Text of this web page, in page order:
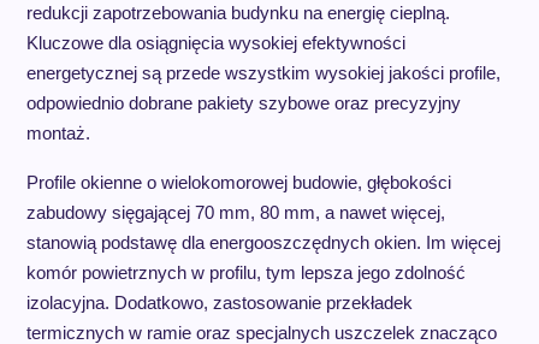
redukcji zapotrzebowania budynku na energię cieplną.
Kluczowe dla osiągnięcia wysokiej efektywności
energetycznej są przede wszystkim wysokiej jakości profile,
odpowiednio dobrane pakiety szybowe oraz precyzyjny
montaż.
Profile okienne o wielokomorowej budowie, głębokości
zabudowy sięgającej 70 mm, 80 mm, a nawet więcej,
stanowią podstawę dla energooszczędnych okien. Im więcej
komór powietrznych w profilu, tym lepsza jego zdolność
izolacyjna. Dodatkowo, zastosowanie przekładek
termicznych w ramie oraz specjalnych uszczelek znacząco